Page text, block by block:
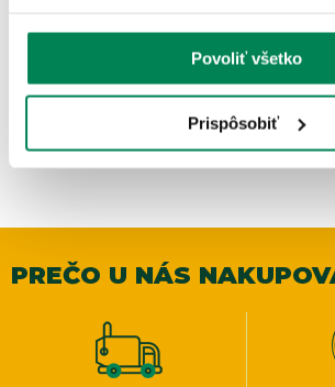
Povoliť všetko
Prispôsobiť
OD 2.70 €
PREČO U NÁS